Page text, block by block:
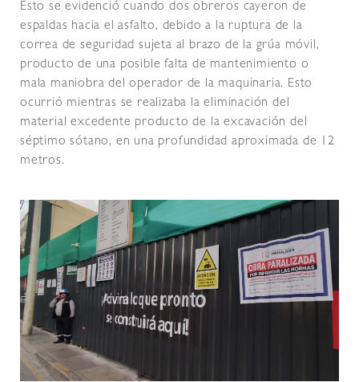
Esto se evidenció cuando dos obreros cayeron de
espaldas hacia el asfalto, debido a la ruptura de la
correa de seguridad sujeta al brazo de la grúa móvil,
producto de una posible falta de mantenimiento o
mala maniobra del operador de la maquinaria. Esto
ocurrió mientras se realizaba la eliminación del
material excedente producto de la excavación del
séptimo sótano, en una profundidad aproximada de 12
metros.